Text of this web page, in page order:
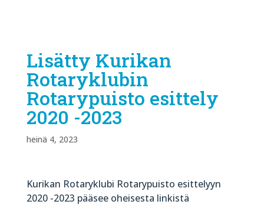
Lisätty Kurikan
Rotaryklubin
Rotarypuisto esittely
2020 -2023
heinä 4, 2023
Kurikan Rotaryklubi Rotarypuisto esittelyyn
2020 -2023 pääsee oheisesta linkistä